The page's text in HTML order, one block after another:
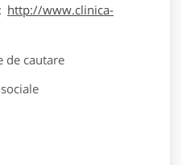
http://www.clinica-
de cautare